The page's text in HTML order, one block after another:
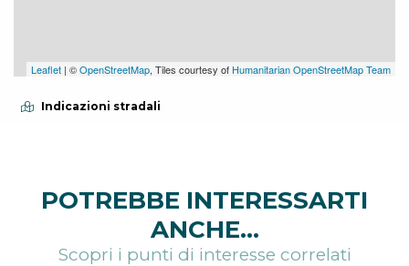
Leaflet | ©OpenStreetMap, Tiles courtesy of Humanitarian OpenStreetMap Team
Indicazioni stradali
POTREBBE INTERESSARTI
ANCHE...
Scopri i punti di interesse correlati